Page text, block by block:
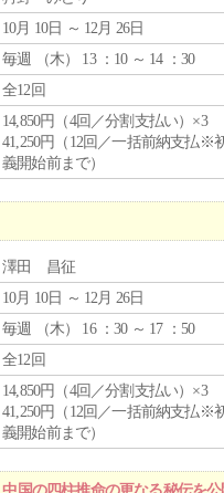
10月 10日 ～ 12月 26日
毎週 （木） 13 ：10 ～ 14 ：30
全12回
14,850円（4回／分割支払い）×3
41,250円（12回／一括前納支払※
義開始前まで）
澤田 昌征
10月 10日 ～ 12月 26日
毎週 （木） 16 ：30 ～ 17 ：50
全12回
14,850円（4回／分割支払い）×3
41,250円（12回／一括前納支払※
義開始前まで）